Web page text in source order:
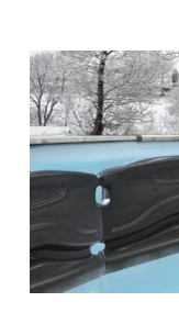
Réussir
l’hivernage
de
sa
piscine